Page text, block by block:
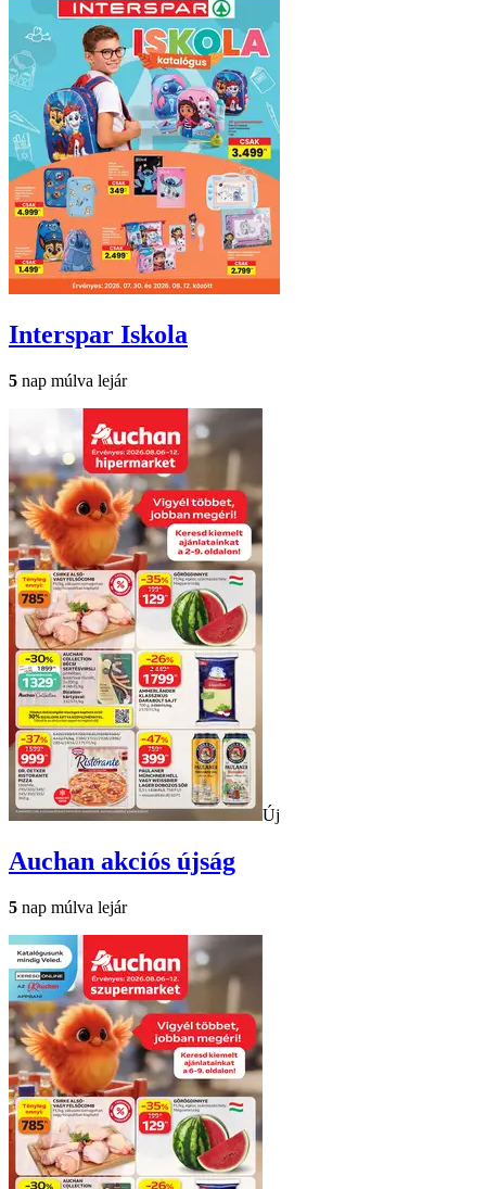
Interspar Iskola
5 nap múlva lejár
Új
Auchan akciós újság
5 nap múlva lejár